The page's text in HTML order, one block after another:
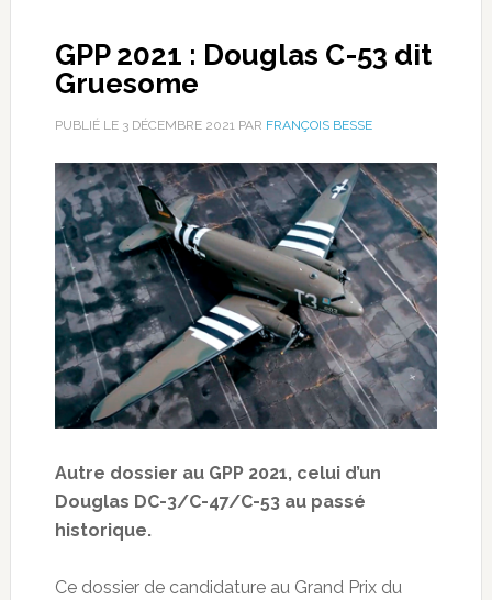
GPP 2021 : Douglas C-53 dit
Gruesome
PUBLIÉ LE 3 DÉCEMBRE 2021PAR FRANÇOIS BESSE
Autre dossier au GPP 2021, celui d’un
Douglas DC-3/C-47/C-53 au passé
historique.
Ce dossier de candidature au Grand Prix du